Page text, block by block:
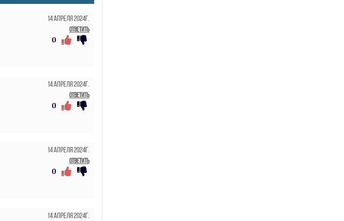
14 Апреля 2024г.
Ответить
0
14 Апреля 2024г.
Ответить
0
14 Апреля 2024г.
Ответить
0
14 Апреля 2024г.